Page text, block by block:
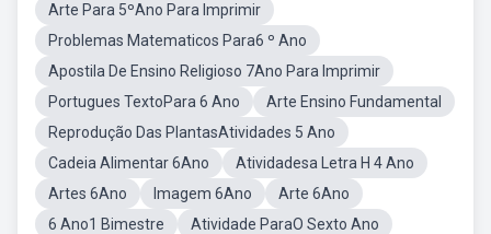
Arte Para 5ºAno Para Imprimir
Problemas Matematicos Para6 º Ano
Apostila De Ensino Religioso 7Ano Para Imprimir
Portugues TextoPara 6 Ano
Arte Ensino Fundamental
Reprodução Das PlantasAtividades 5 Ano
Cadeia Alimentar 6Ano
Atividadesa Letra H 4 Ano
Artes 6Ano
Imagem 6Ano
Arte 6Ano
6 Ano1 Bimestre
Atividade ParaO Sexto Ano